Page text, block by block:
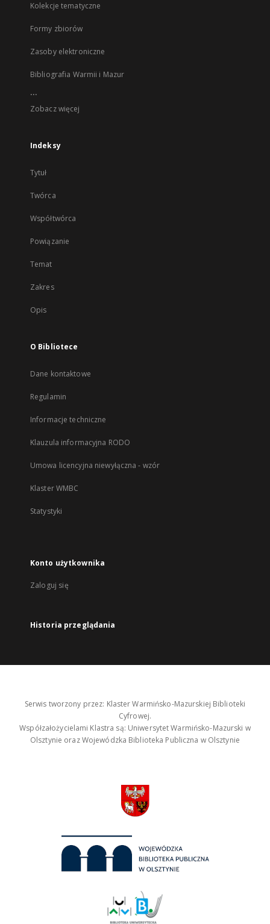
Kolekcje tematyczne
Formy zbiorów
Zasoby elektroniczne
Bibliografia Warmii i Mazur
...
Zobacz więcej
Indeksy
Tytuł
Twórca
Współtwórca
Powiązanie
Temat
Zakres
Opis
O Bibliotece
Dane kontaktowe
Regulamin
Informacje techniczne
Klauzula informacyjna RODO
Umowa licencyjna niewyłączna - wzór
Klaster WMBC
Statystyki
Konto użytkownika
Zaloguj się
Historia przeglądania
Serwis tworzony przez: Klaster Warmińsko-Mazurskiej Biblioteki
Cyfrowej.
Współzałożycielami Klastra są: Uniwersytet Warmińsko-Mazurski w
Olsztynie oraz Wojewódzka Biblioteka Publiczna w Olsztynie